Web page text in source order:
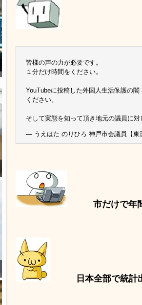
皆様の声の力が必要です。
１分だけ時間をください。
YouTubeに投稿した外国人生活保護の
ください。
そして実態を知って頂き地元の議員に対
— うえはた のりひろ 神戸市会議員【東
市だけで年間
日本全部で統計出